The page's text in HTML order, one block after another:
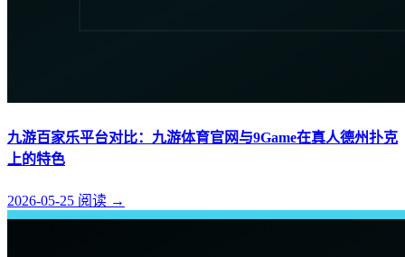
九游百家乐平台对比：九游体育官网与9Game在真人德州扑克
上的特色
2026-05-25 阅读 →